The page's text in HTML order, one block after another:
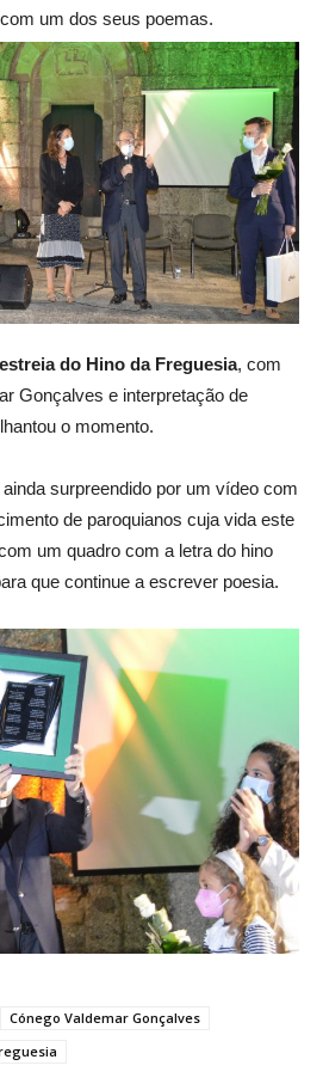
um dos seus poemas.
do Hino da Freguesia, com
Gonçalves e interpretação de
o momento.
surpreendido por um vídeo com
de paroquianos cuja vida este
um quadro com a letra do hino
que continue a escrever poesia.
Cónego Valdemar Gonçalves